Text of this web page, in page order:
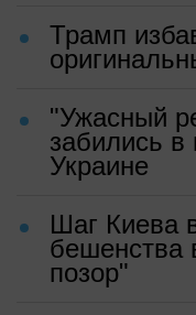
Трамп
"Ужасный
забились в
Украине
Шаг Киева
бешенства
позор"